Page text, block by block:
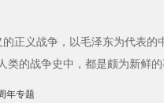
义战争，以毛泽东为代表的
的战争史中，都是颇为新鲜的
年专题